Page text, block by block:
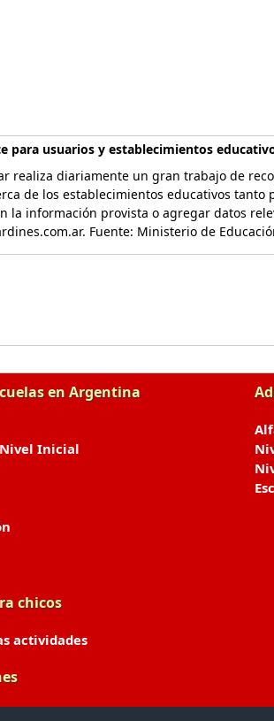
para usuarios y establecimientos
realiza diariamente un gran trabajo de
de los establecimientos educativos tanto
la información provista o agregar datos
Fuente: Ministerio de
en Argentina
Inicial
chicos
actividades